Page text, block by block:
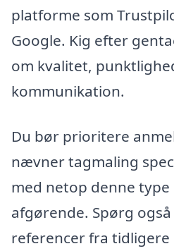
platforme som
Google. Kig efter
om kvalitet,
kommunikation.
Du bør prioritere
nævner tagmaling
med netop denne
afgørende. Spørg
referencer fra tidligere